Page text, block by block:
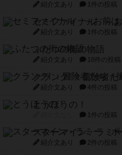
紹介文あり 1件の投稿
セミファイナル ～お
紹介文あり 1件の投稿
ふたつの街の物語
紹介文あり 18件の投稿
クランク! ：冒険者た
紹介文あり 4件の投稿
とうほうの！
1件の投稿
スターマイン・ラミ
紹介文あり 2件の投稿